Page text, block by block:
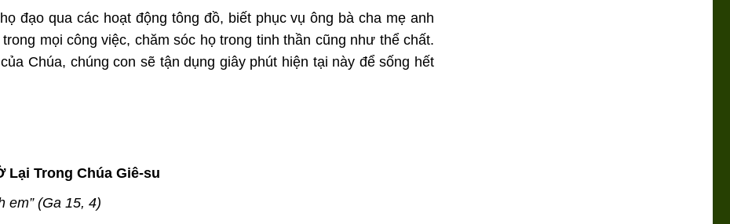
đạo qua các hoạt động tông đồ, biết phục vụ ông bà cha mẹ anh
mọi công việc, chăm sóc họ trong tinh thần cũng như thể chất.
Chúa, chúng con sẽ tận dụng giây phút hiện tại này để sống hết
Lại Trong Chúa Giê-su
em” (Ga 15, 4)